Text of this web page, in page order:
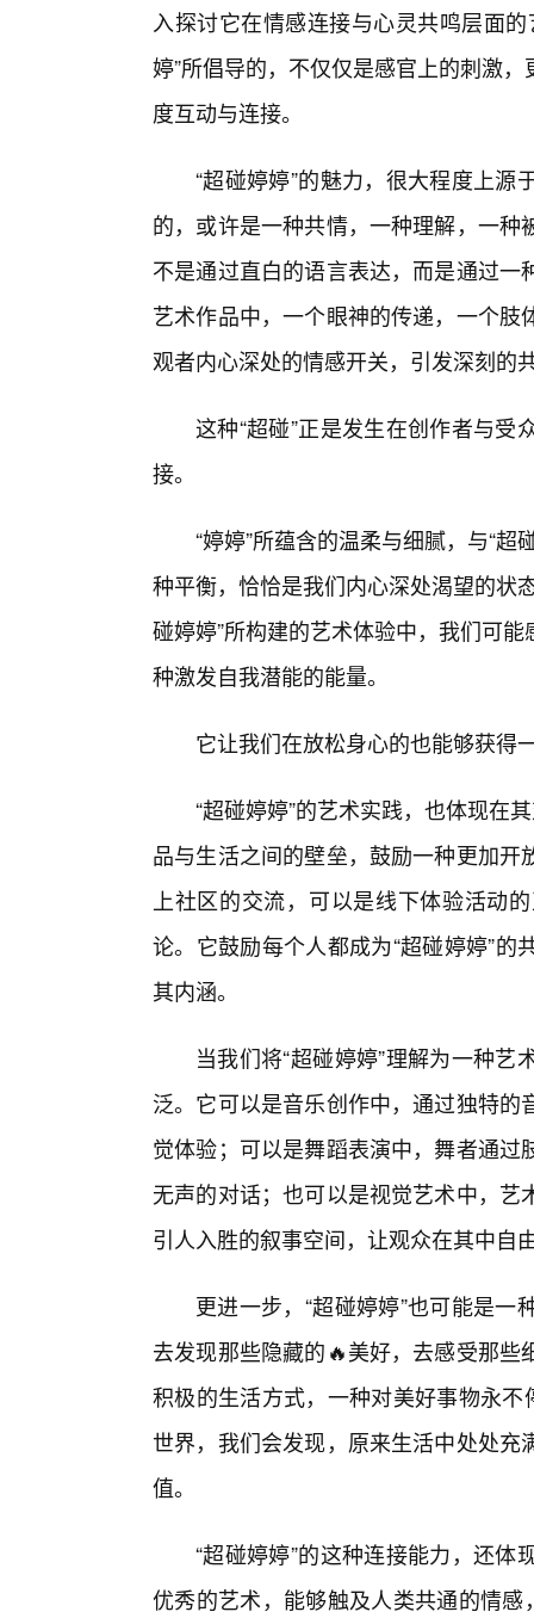
入探讨它在情感连接与心灵共鸣层面
婷”所倡导的，不仅仅是感官上的刺激
度互动与连接。
“超碰婷婷”的魅力，很大程度上
的，或许是一种共情，一种理解，一
不是通过直白的语言表达，而是通过
艺术作品中，一个眼神的传递，一个
观者内心深处的情感开关，引发深刻的
这种“超碰”正是发生在创作者与
接。
“婷婷”所蕴含的温柔与细腻，与“
种平衡，恰恰是我们内心深处渴望的
碰婷婷”所构建的艺术体验中，我们可
种激发自我潜能的能量。
它让我们在放松身心的也能够获得
“超碰婷婷”的艺术实践，也体现在
品与生活之间的壁垒，鼓励一种更加
上社区的交流，可以是线下体验活动
论。它鼓励每个人都成为“超碰婷婷”
其内涵。
当我们将“超碰婷婷”理解为一种
泛。它可以是音乐创作中，通过独特
觉体验；可以是舞蹈表演中，舞者通
无声的对话；也可以是视觉艺术中，
引人入胜的叙事空间，让观众在其中自
更进一步，“超碰婷婷”也可能是
去发现那些隐藏的🔥美好，去感受那
积极的生活方式，一种对美好事物永
世界，我们会发现，原来生活中处处
值。
“超碰婷婷”的这种连接能力，还
优秀的艺术，能够触及人类共通的情